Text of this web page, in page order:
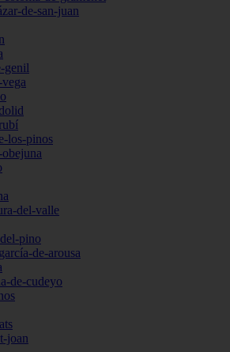
de-san-juan
genil
los-pinos
del-valle
pino
de-arousa
de-cudeyo
joan